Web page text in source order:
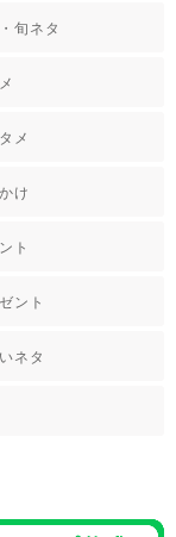
旬ネタ
メ
け
ト
ント
ネタ